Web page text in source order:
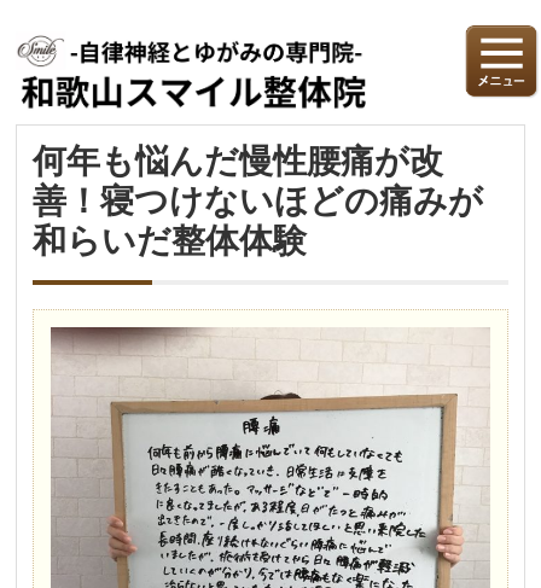
何年も悩んだ慢性腰痛が改
善！寝つけないほどの痛みが
和らいだ整体体験